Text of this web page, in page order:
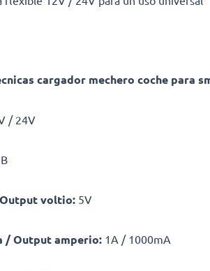
cargador mechero coche para
/ 24V
voltio: 5V
/ Output amperio: 1A / 1000mA